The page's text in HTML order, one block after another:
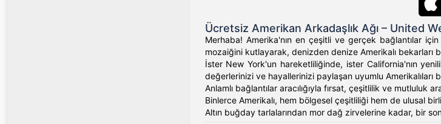
Ücretsiz Amerikan Arkadaşlık Ağı – United
Merhaba! Amerika'nın en çeşitli ve gerçek bağlantılar
mozaiğini kutlayarak, denizden denize Amerikalı bekarları
İster New York'un hareketliliğinde, ister California'nın
değerlerinizi ve hayallerinizi paylaşan uyumlu Amerikalıları
Anlamlı bağlantılar aracılığıyla fırsat, çeşitlilik ve mutluluk
Binlerce Amerikalı, hem bölgesel çeşitliliği hem de ulusal
Altın buğday tarlalarından mor dağ zirvelerine kadar, bir